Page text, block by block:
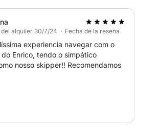
toldo, ducha, equipo de
petición.
del alquiler 30/7/24 · Fecha de la reseña
experiencia navegar com o
Enrico, tendo o simpático
nosso skipper!! Recomendamos